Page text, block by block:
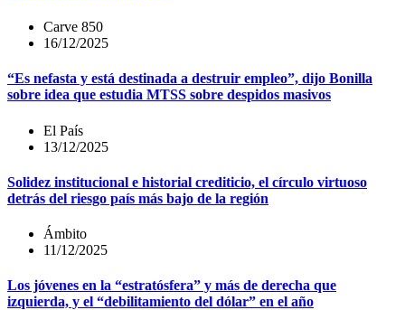
Carve 850
16/12/2025
“Es nefasta y está destinada a destruir empleo”, dijo Bonilla
sobre idea que estudia MTSS sobre despidos masivos
El País
13/12/2025
Solidez institucional e historial crediticio, el círculo virtuoso
detrás del riesgo país más bajo de la región
Ámbito
11/12/2025
Los jóvenes en la “estratósfera” y más de derecha que
izquierda, y el “debilitamiento del dólar” en el año